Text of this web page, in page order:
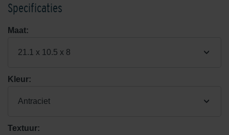
Specificaties
Maat:
21.1 x 10.5 x 8
Kleur:
Antraciet
Textuur: